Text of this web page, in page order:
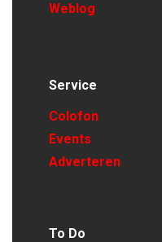
Weblog
Service
Colofon
Events
Adverteren
To Do